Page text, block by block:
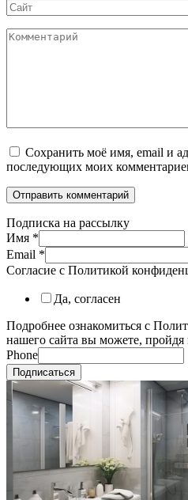
Сайт
Комментарий
Сохранить моё имя, email и
последующих моих
Подписка на рассылку
Имя *
Email *
Согласие с Политикой
Да, согласен
Подробнее ознакомиться с
нашего сайта вы можете, пройдя
Phone
Подписаться